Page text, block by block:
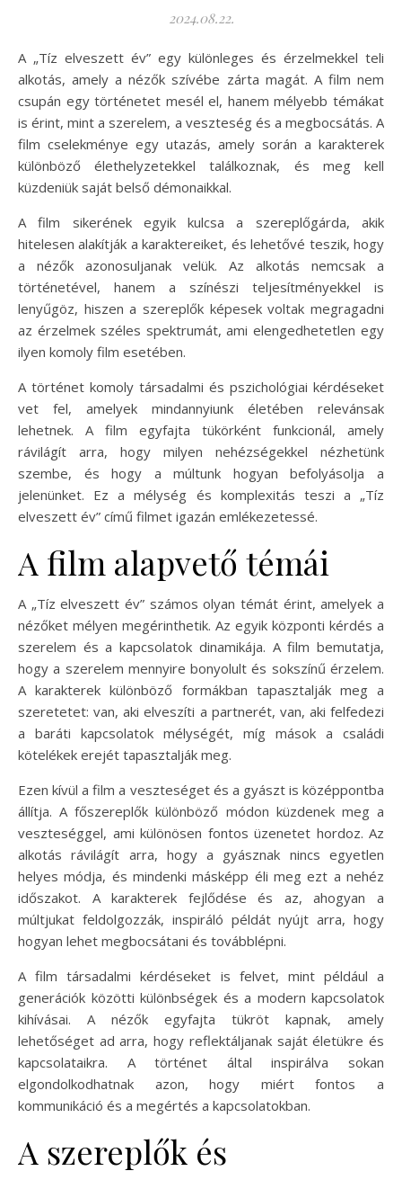
2024.08.22.
A „Tíz elveszett év” egy különleges és érzelmekkel teli
alkotás, amely a nézők szívébe zárta magát. A film nem
csupán egy történetet mesél el, hanem mélyebb témákat
is érint, mint a szerelem, a veszteség és a megbocsátás. A
film cselekménye egy utazás, amely során a karakterek
különböző élethelyzetekkel találkoznak, és meg kell
küzdeniük saját belső démonaikkal.
A film sikerének egyik kulcsa a szereplőgárda, akik
hitelesen alakítják a karaktereiket, és lehetővé teszik, hogy
a nézők azonosuljanak velük. Az alkotás nemcsak a
történetével, hanem a színészi teljesítményekkel is
lenyűgöz, hiszen a szereplők képesek voltak megragadni
az érzelmek széles spektrumát, ami elengedhetetlen egy
ilyen komoly film esetében.
A történet komoly társadalmi és pszichológiai kérdéseket
vet fel, amelyek mindannyiunk életében relevánsak
lehetnek. A film egyfajta tükörként funkcionál, amely
rávilágít arra, hogy milyen nehézségekkel nézhetünk
szembe, és hogy a múltunk hogyan befolyásolja a
jelenünket. Ez a mélység és komplexitás teszi a „Tíz
elveszett év” című filmet igazán emlékezetessé.
A film alapvető témái
A „Tíz elveszett év” számos olyan témát érint, amelyek a
nézőket mélyen megérinthetik. Az egyik központi kérdés a
szerelem és a kapcsolatok dinamikája. A film bemutatja,
hogy a szerelem mennyire bonyolult és sokszínű érzelem.
A karakterek különböző formákban tapasztalják meg a
szeretetet: van, aki elveszíti a partnerét, van, aki felfedezi
a baráti kapcsolatok mélységét, míg mások a családi
kötelékek erejét tapasztalják meg.
Ezen kívül a film a veszteséget és a gyászt is középpontba
állítja. A főszereplők különböző módon küzdenek meg a
veszteséggel, ami különösen fontos üzenetet hordoz. Az
alkotás rávilágít arra, hogy a gyásznak nincs egyetlen
helyes módja, és mindenki másképp éli meg ezt a nehéz
időszakot. A karakterek fejlődése és az, ahogyan a
múltjukat feldolgozzák, inspiráló példát nyújt arra, hogy
hogyan lehet megbocsátani és továbblépni.
A film társadalmi kérdéseket is felvet, mint például a
generációk közötti különbségek és a modern kapcsolatok
kihívásai. A nézők egyfajta tükröt kapnak, amely
lehetőséget ad arra, hogy reflektáljanak saját életükre és
kapcsolataikra. A történet által inspirálva sokan
elgondolkodhatnak azon, hogy miért fontos a
kommunikáció és a megértés a kapcsolatokban.
A szereplők és